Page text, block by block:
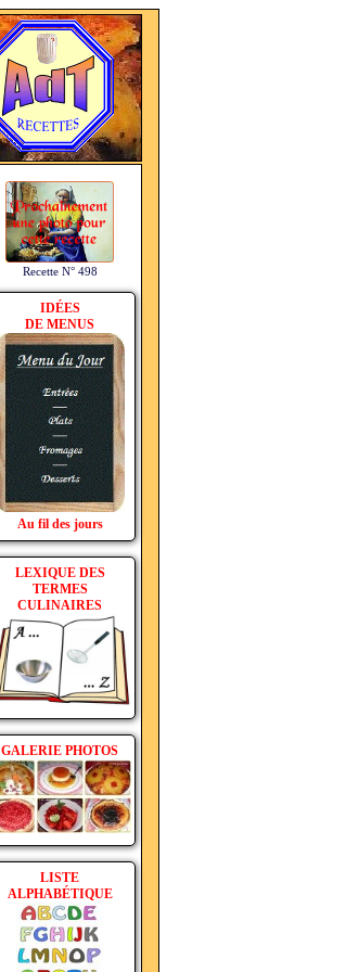
Recette N° 498
IDÉES
DE MENUS
Au fil des jours
LEXIQUE DES
TERMES
CULINAIRES
GALERIE PHOTOS
LISTE
ALPHABÉTIQUE